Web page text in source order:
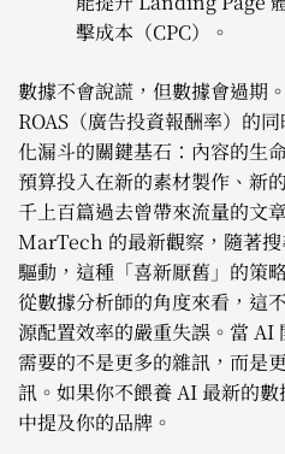
擊成本（CPC）。
數據不會說謊，但數據會過期
ROAS（廣告投資報酬率）的
化漏斗的關鍵基石：內容的生
預算投入在新的素材製作、新
千上百篇過去曾帶來流量的文
MarTech 的最新觀察，隨著
驅動，這種「喜新厭舊」的策
從數據分析師的角度來看，這
源配置效率的嚴重失誤。當 AI
需要的不是更多的雜訊，而是
訊。如果你不餵養 AI 最新的
中提及你的品牌。